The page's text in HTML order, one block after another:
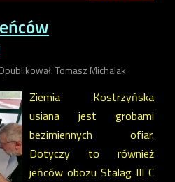
Tomasz Michalak
Ziemia Kostrzyńska
usiana jest grobami
bezimiennych ofiar.
Dotyczy to również
jeńców obozu Stalag III C